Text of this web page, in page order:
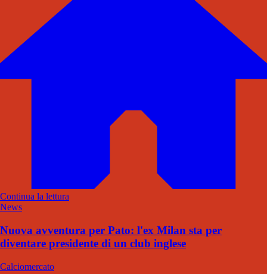
Continua la lettura
News
Nuova avventura per Pato: l'ex Milan sta per
diventare presidente di un club inglese
Calciomercato